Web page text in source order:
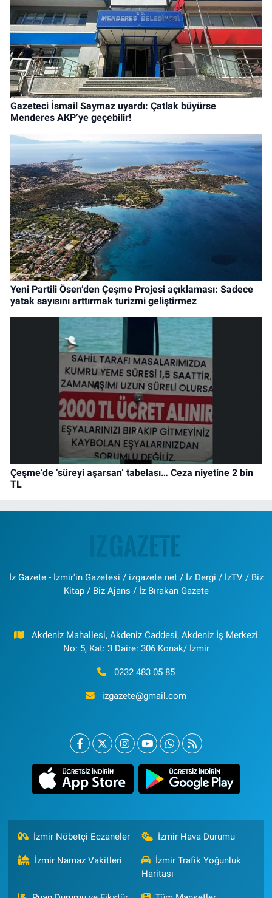
Gazeteci İsmail Saymaz uyardı: Çatlak büyürse
Menderes AKP’ye geçebilir!
Yeni Partili Ösen’den Çeşme Projesi açıklaması: Sadece
yatak sayısını arttırmak turizmi geliştirmez
Çeşme’de ‘süreyi aşarsan’ tabelası… Ceza niyetine 2 bin
TL
İz Gazete - İzmir'in Gazetesi / izgazete.net / İz Dergi / İzTV / Biz
Kitap / Biz Ajans / İz Bırakan Gazete
Akdeniz Mahallesi, Akdeniz Caddesi, Akdeniz İş Merkezi
No: 5, Kat: 3 Daire: 306 Konak/ İzmir
0232 483 05 85
izgazete@gmail.com
İzmir Nöbetçi Eczaneler İzmir Hava Durumu
İzmir Namaz Vakitleri
İzmir Trafik Yoğunluk
Haritası